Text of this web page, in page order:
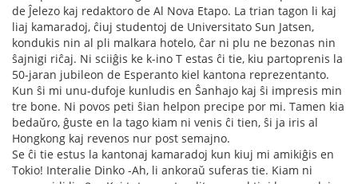
de Ĵelezo kaj redaktoro de Al Nova Etapo. La trian tagon li kaj
liaj kamaradoj, ĉiuj studentoj de Universitato Sun Jatsen,
kondukis nin al pli malkara hotelo, ĉar ni plu ne bezonas nin
ŝajnigi riĉaj. Ni sciiĝis ke k-ino T estas ĉi tie, kiu partoprenis la
50-jaran jubileon de Esperanto kiel kantona reprezentanto.
Kun ŝi mi unu-dufoje kunludis en Ŝanhajo kaj ŝi impresis min
tre bone. Ni povos peti ŝian helpon precipe por mi. Tamen kia
bedaŭro, ĝuste en la tago kiam ni venis ĉi tien, ŝi ja iris al
Hongkong kaj revenos nur post semajno.
Se ĉi tie estus la kantonaj kamaradoj kun kiuj mi amikiĝis en
Tokio! Interalie Dinko -Ah, li ankoraŭ suferas tie. Kiam ni